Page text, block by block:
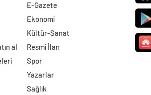
al
E-Gazete
Ekonomi
Kültür-Sanat
Resmi İlan
Spor
Yazarlar
Sağlık